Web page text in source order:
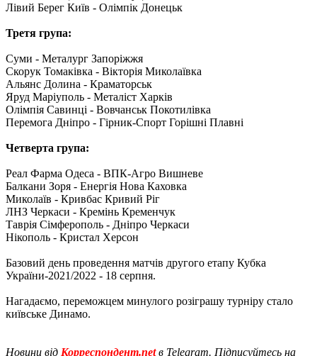
Лівий Берег Київ - Олімпік Донецьк
Третя група:
Суми - Металург Запоріжжя
Скорук Томаківка - Вікторія Миколаївка
Альянс Долина - Краматорськ
Яруд Маріуполь - Металіст Харків
Олімпія Савинці - Вовчанськ Покотилівка
Перемога Дніпро - Гірник-Спорт Горішні Плавні
Четверта група:
Реал Фарма Одеса - ВПК-Агро Вишневе
Балкани Зоря - Енергія Нова Каховка
Миколаїв - Кривбас Кривий Ріг
ЛНЗ Черкаси - Кремінь Кременчук
Таврія Сімферополь - Дніпро Черкаси
Нікополь - Кристал Херсон
Базовий день проведення матчів другого етапу Кубка
України-2021/2022 - 18 серпня.
Нагадаємо, переможцем минулого розіграшу турніру стало
київське Динамо.
Новини від Корреспондент.netв Telegram. Підписуйтесь на